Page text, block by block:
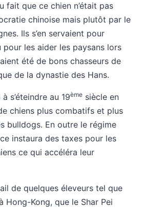
fait que ce chien n’était pas
chinoise mais plutôt par le
Ils s’en servaient pour
les aider les paysans lors
été de bons chasseurs de
de la dynastie des Hans.
s’éteindre au 19ème siècle en
chiens plus combatifs et plus
bulldogs. En outre le régime
instaura des taxes pour les
ce qui accéléra leur
de quelques éleveurs tel que
Hong-Kong, que le Shar Pei